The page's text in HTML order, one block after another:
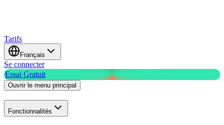
Tarifs
Français
Se connecter
Essai Gratuit
Ouvrir le menu principal
Fonctionnalités